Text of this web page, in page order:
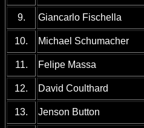
9. Giancarlo Fischella
10. Michael Schumacher
11. Felipe Massa
12. David Coulthard
13. Jenson Button